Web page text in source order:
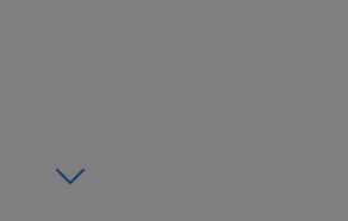
ce